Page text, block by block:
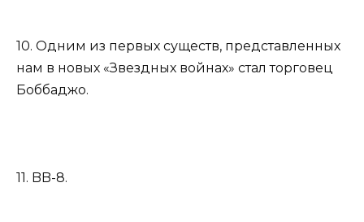
10. Одним из первых существ, представленных
нам в новых «Звездных войнах» стал торговец
Боббаджо.
11. BB-8.